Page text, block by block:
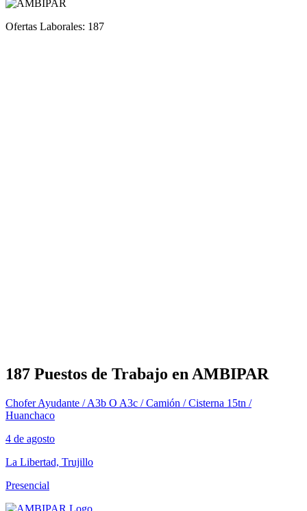
Ofertas Laborales: 187
187 Puestos de Trabajo en AMBIPAR
Chofer Ayudante / A3b O A3c / Camión / Cisterna 15tn /
Huanchaco
4 de agosto
La Libertad, Trujillo
Presencial